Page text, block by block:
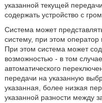
указанной текущей
содержать устройство с
Система может
систему, при этом
При этом система может
возможностью - в том
автоматического
передачи на указанную
указанная, более низкая
указанной разности между